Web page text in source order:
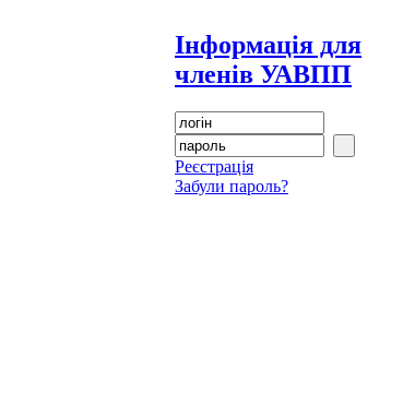
Інформація для
членів УАВПП
Реєстрація
Забули пароль?